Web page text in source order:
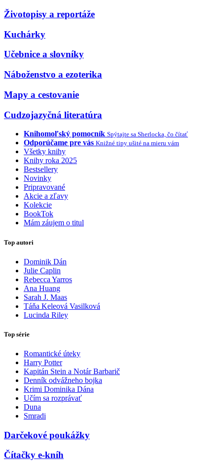
Životopisy a reportáže
Kuchárky
Učebnice a slovníky
Náboženstvo a ezoterika
Mapy a cestovanie
Cudzojazyčná literatúra
Knihomoľský pomocník Spýtajte sa Sherlocka, čo čítať
Odporúčame pre vás Knižné tipy ušité na mieru vám
Všetky knihy
Knihy roka 2025
Bestsellery
Novinky
Pripravované
Akcie a zľavy
Kolekcie
BookTok
Mám záujem o titul
Top autori
Dominik Dán
Julie Caplin
Rebecca Yarros
Ana Huang
Sarah J. Maas
Táňa Keleová Vasilková
Lucinda Riley
Top série
Romantické úteky
Harry Potter
Kapitán Stein a Notár Barbarič
Denník odvážneho bojka
Krimi Dominika Dána
Učím sa rozprávať
Duna
Smradi
Darčekové poukážky
Čítačky e-kníh